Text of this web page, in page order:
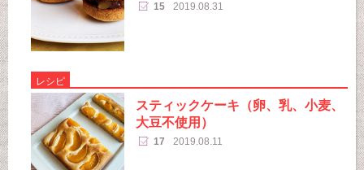
15 2019.08.31
レシピ
スティックケーキ（卵、乳、小麦、
大豆不使用）
17 2019.08.11